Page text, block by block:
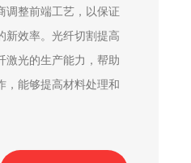
调整前端工艺，以保证
新效率。光纤切割提高
激光的生产能力，帮助
，能够提高材料处理和